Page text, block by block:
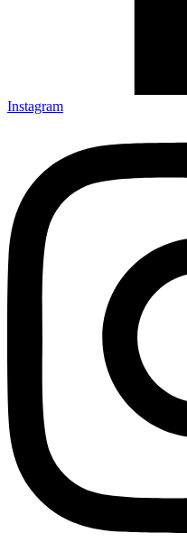
Instagram